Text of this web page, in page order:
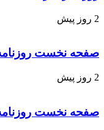
2 روز پیش
صفحه نخست روزنامه‌ها –
2 روز پیش
صفحه نخست روزنامه‌ها –